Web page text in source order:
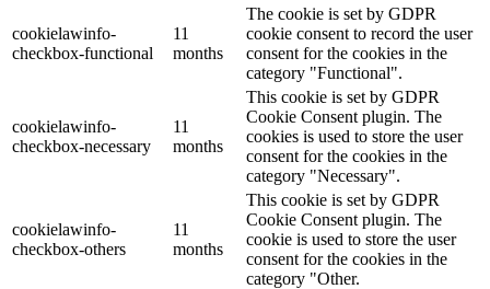
cookielawinfo-
checkbox-functional
11
months
The cookie is set by GDPR
cookie consent to record the user
consent for the cookies in the
category "Functional".
cookielawinfo-
checkbox-necessary
11
months
This cookie is set by GDPR
Cookie Consent plugin. The
cookies is used to store the user
consent for the cookies in the
category "Necessary".
cookielawinfo-
checkbox-others
11
months
This cookie is set by GDPR
Cookie Consent plugin. The
cookie is used to store the user
consent for the cookies in the
category "Other.